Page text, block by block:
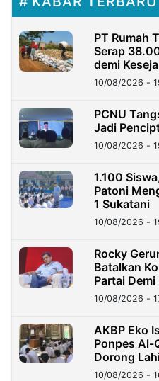
PT Rumah
Serap
demi
10/08/2026 -
PCNU
Jadi
10/08/2026 -
1.100
Patoni
1 Sukatani
10/08/2026 -
Rocky
Batalkan
Partai
10/08/2026 -
AKBP Eko
Ponpes Al-
Dorong
Berkarakter
10/08/2026 -